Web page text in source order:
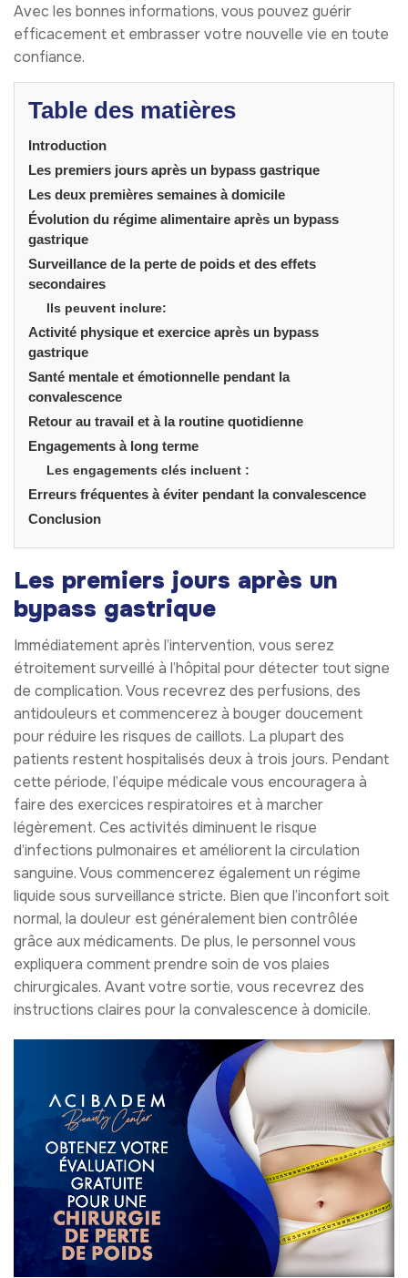
Avec les bonnes informations, vous pouvez guérir
efficacement et embrasser votre nouvelle vie en toute
confiance.
Table des matières
Introduction
Les premiers jours après un bypass gastrique
Les deux premières semaines à domicile
Évolution du régime alimentaire après un bypass
gastrique
Surveillance de la perte de poids et des effets
secondaires
Ils peuvent inclure:
Activité physique et exercice après un bypass
gastrique
Santé mentale et émotionnelle pendant la
convalescence
Retour au travail et à la routine quotidienne
Engagements à long terme
Les engagements clés incluent :
Erreurs fréquentes à éviter pendant la convalescence
Conclusion
Les premiers jours après un
bypass gastrique
Immédiatement après l’intervention, vous serez
étroitement surveillé à l’hôpital pour détecter tout signe
de complication. Vous recevrez des perfusions, des
antidouleurs et commencerez à bouger doucement
pour réduire les risques de caillots. La plupart des
patients restent hospitalisés deux à trois jours. Pendant
cette période, l’équipe médicale vous encouragera à
faire des exercices respiratoires et à marcher
légèrement. Ces activités diminuent le risque
d’infections pulmonaires et améliorent la circulation
sanguine. Vous commencerez également un régime
liquide sous surveillance stricte. Bien que l’inconfort soit
normal, la douleur est généralement bien contrôlée
grâce aux médicaments. De plus, le personnel vous
expliquera comment prendre soin de vos plaies
chirurgicales. Avant votre sortie, vous recevrez des
instructions claires pour la convalescence à domicile.